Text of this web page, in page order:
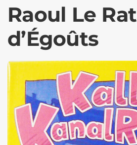
Raoul Le Rat
d’Égoûts